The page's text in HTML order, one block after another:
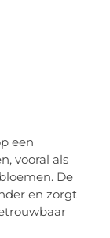
een
vooral als
De
en zorgt